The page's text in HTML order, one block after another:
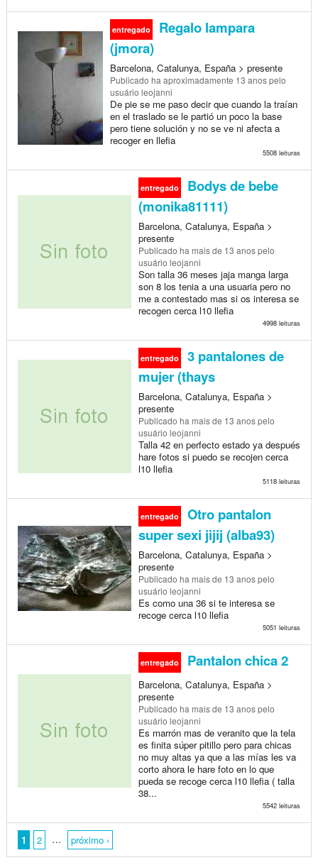
entregado
Regalo lampara
(jmora)
Barcelona, Catalunya, España > presente
Publicado ha aproximadamente 13 anospelo
usuário leojanni
De pie se me paso decir que cuando la traían
en el traslado se le partió un poco la base
pero tiene solución y no se ve ni afecta a
recoger en llefia
5508 leituras
entregado
Bodys de bebe
(monika81111)
Barcelona, Catalunya, España >
presente
Publicado ha mais de 13 anospelo
usuário leojanni
Son talla 36 meses jaja manga larga
son 8 los tenia a una usuaria pero no
me a contestado mas si os interesa se
recogen cerca l10 llefia
4998 leituras
entregado
3 pantalones de
mujer (thays
Barcelona, Catalunya, España >
presente
Publicado ha mais de 13 anospelo
usuário leojanni
Talla 42 en perfecto estado ya después
hare fotos si puedo se recojen cerca
l10 llefia
5118 leituras
entregado
Otro pantalon
super sexi jijij (alba93)
Barcelona, Catalunya, España >
presente
Publicado ha mais de 13 anospelo
usuário leojanni
Es como una 36 si te interesa se
recoge cerca l10 llefia
5051 leituras
entregado Pantalon chica 2
Barcelona, Catalunya, España >
presente
Publicado ha mais de 13 anospelo
usuário leojanni
Es marrón mas de veranito que la tela
es finita súper pitillo pero para chicas
no muy altas ya que a las mías les va
corto ahora le hare foto en lo que
pueda se recoge cerca l10 llefia ( talla
38...
5542 leituras
1 2 … próximo ›